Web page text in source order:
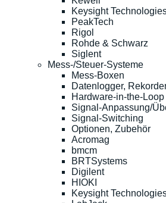
Keysight
PeakTech
Rigol
Rohde & Schwarz
Siglent
Mess-/Steuer-Systeme
Mess-Boxen
Datenlogger,
Hardware-in-the-Loop
Signal-Anpassung/
Signal-Switching
Optionen, Zubehör
Acromag
bmcm
BRTSystems
Digilent
HIOKI
Keysight